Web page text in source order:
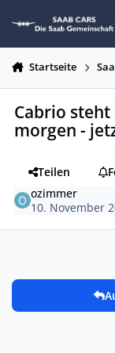
Startseite
Cabrio
morgen -
Teilen
ozimmer
10. November